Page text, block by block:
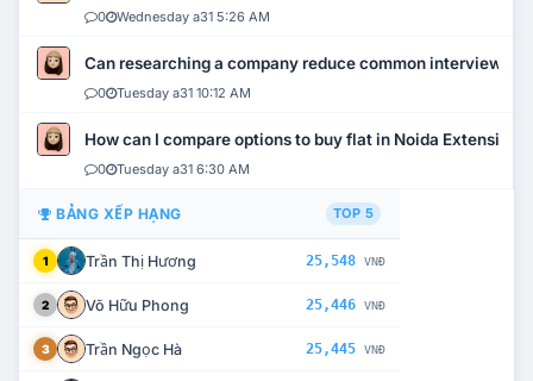
0 Wednesday a31 5:26 AM
Can researching a company reduce common interview
0 Tuesday a31 10:12 AM
How can I compare options to buy flat in Noida Extension?
0 Tuesday a31 6:30 AM
BẢNG XẾP HẠNG TOP 5
1 Trần Thị Hương 25,548 VNĐ
2 Võ Hữu Phong 25,446 VNĐ
3 Trần Ngọc Hà 25,445 VNĐ